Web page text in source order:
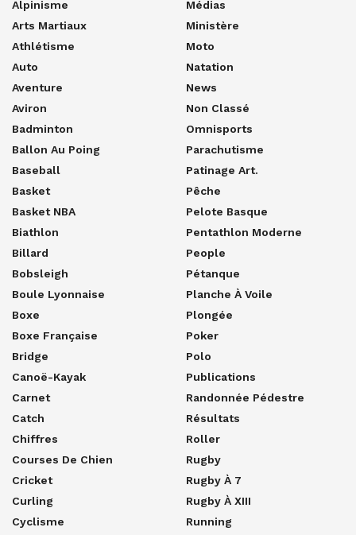
Alpinisme
Arts Martiaux
Athlétisme
Auto
Aventure
Aviron
Badminton
Ballon Au Poing
Baseball
Basket
Basket NBA
Biathlon
Billard
Bobsleigh
Boule Lyonnaise
Boxe
Boxe Française
Bridge
Canoë-Kayak
Carnet
Catch
Chiffres
Courses De Chien
Cricket
Curling
Cyclisme
Médias
Ministère
Moto
Natation
News
Non Classé
Omnisports
Parachutisme
Patinage Art.
Pêche
Pelote Basque
Pentathlon Moderne
People
Pétanque
Planche À Voile
Plongée
Poker
Polo
Publications
Randonnée Pédestre
Résultats
Roller
Rugby
Rugby À 7
Rugby À XIII
Running